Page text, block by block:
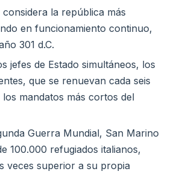
la república más
en funcionamiento continuo,
301 d.C.
jefes de Estado simultáneos, los
que se renuevan cada seis
los mandatos más cortos del
Guerra Mundial, San Marino
100.000 refugiados italianos,
veces superior a su propia